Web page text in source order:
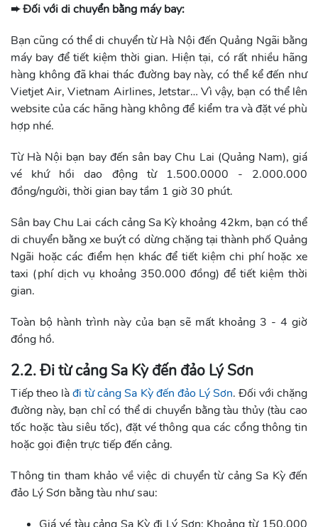
➨ Đối với di chuyển bằng máy bay:
Bạn cũng có thể di chuyển từ Hà Nội đến Quảng Ngãi bằng
máy bay để tiết kiệm thời gian. Hiện tại, có rất nhiều hãng
hàng không đã khai thác đường bay này, có thể kể đến như
Vietjet Air, Vietnam Airlines, Jetstar… Vì vậy, bạn có thể lên
website của các hãng hàng không để kiểm tra và đặt vé phù
hợp nhé.
Từ Hà Nội bạn bay đến sân bay Chu Lai (Quảng Nam), giá
vé khứ hồi dao động từ 1.500.0000 - 2.000.000
đồng/người, thời gian bay tầm 1 giờ 30 phút.
Sân bay Chu Lai cách cảng Sa Kỳ khoảng 42km, bạn có thể
di chuyển bằng xe buýt có dừng chặng tại thành phố Quảng
Ngãi hoặc các điểm hẹn khác để tiết kiệm chi phí hoặc xe
taxi (phí dịch vụ khoảng 350.000 đồng) để tiết kiệm thời
gian.
Toàn bộ hành trình này của bạn sẽ mất khoảng 3 - 4 giờ
đồng hồ.
2.2. Đi từ cảng Sa Kỳ đến đảo Lý Sơn
Tiếp theo làđi từ cảng Sa Kỳ đến đảo Lý Sơn. Đối với chặng
đường này, bạn chỉ có thể di chuyển bằng tàu thủy (tàu cao
tốc hoặc tàu siêu tốc), đặt vé thông qua các cổng thông tin
hoặc gọi điện trực tiếp đến cảng.
Thông tin tham khảo về việc di chuyển từ cảng Sa Kỳ đến
đảo Lý Sơn bằng tàu như sau: